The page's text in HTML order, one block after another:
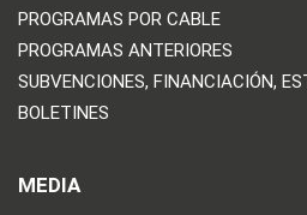
PROGRAMAS POR CABLE
PROGRAMAS ANTERIORES
SUBVENCIONES, FINANCIACIÓN,
BOLETINES
MEDIA